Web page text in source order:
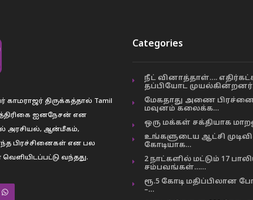
காமராஜர் திருக்கத்தால் Tamil
ஐனநேசன் என
அரசியல், ஆன்மீகம்,
பிரச்சினைகள் என பல
வந்தது.
Categories
நீட் வினாத்தாள்….
தப்பியோட
மேகதாது அணை
மவுனம் கலைக்க…
ஒரு மக்கள் சக்தியாக
உங்களுடைய ஆட்சி
கோடியாக…
2 நாட்களில் மட்டும் 17
சம்பவங்கள்……
ரூ.5 கோடி மதிப்பிலான
–…